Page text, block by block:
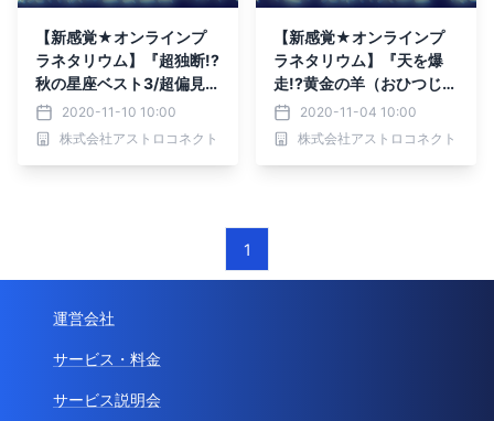
【新感覚★オンラインプ
ラネタリウム】『超独断!?
秋の星座ベスト3/超偏見!?
秋の星雲星団ベスト3』11
月13日よる9時～ライブ配
信！
2020-11-10 10:00
株式会社アストロコネクト
【新感覚★オンラインプ
ラネタリウム】『天を爆
走!?黄金の羊（おひつじ
座）/近くて遠い兄弟!?天
王星・海王星！』11月6日
にライブ配信！
2020-11-04 10:00
株式会社アストロコネクト
1
運営会社
サービス・料金
サービス説明会